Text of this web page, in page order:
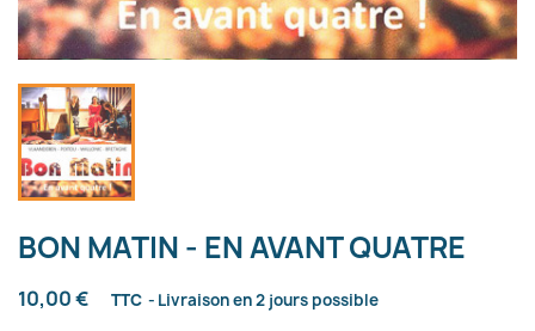
BON MATIN - EN AVANT QUATRE
10,00 € TTC Livraison en 2 jours possible